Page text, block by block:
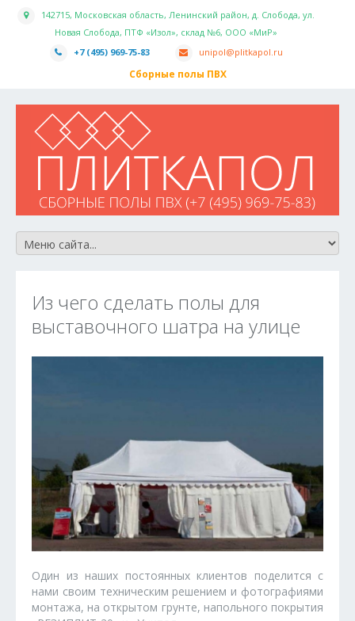
142715, Московская область, Ленинский район, д. Слобода, ул.
Новая Слобода, ПТФ «Изол», склад №6, ООО «МиР»
+7 (495) 969-75-83
unipol@plitkapol.ru
Сборные полы ПВХ
Из чего сделать полы для
выставочного шатра на улице
Один из наших постоянных клиентов поделится с
нами своим техническим решением и фотографиями
монтажа, на открытом грунте, напольного покрытия